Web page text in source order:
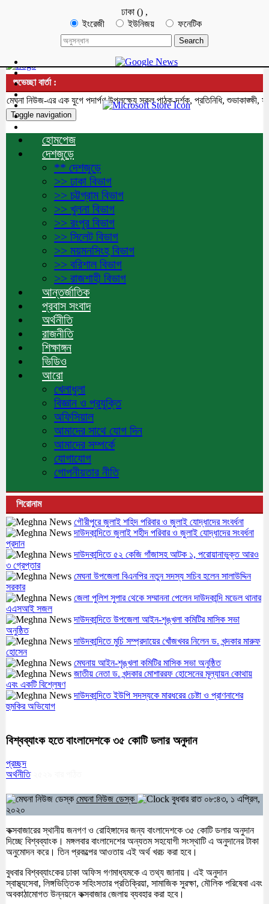
ঢাকা () ,
ইংরেজী
ইউনিজয় ফনেটিক
শুভেচ্ছা বার্তা :
নিউজ-এর এক যুগে পদার্পণ উপলক্ষ্যে সকল পাঠক-দর্শক, প্রতিনিধি, শুভাকাঙ্ক্ষী,
Toggle navigation
হোমপেজ
দেশজুড়ে
** দেশজুড়ে
>> ঢাকা বিভাগ
>> চট্টগ্রাম বিভাগ
>> খুলনা বিভাগ
>> রংপুর বিভাগ
>> সিলেট বিভাগ
>> ময়মনসিংহ বিভাগ
>> বরিশাল বিভাগ
>> রাজশাহী বিভাগ
আন্তর্জাতিক
প্রবাস সংবাদ
অর্থনীতি
রাজনীতি
শিক্ষাঙ্গন
ভিডিও
আরো
খেলাধুলা
বিজ্ঞান ও প্রযুক্তি
অফিসিয়াল
আমাদের সাথে যোগ দিন
আমাদের সম্পর্কে
যোগাযোগ
গোপনীয়তার নীতি
শিরোনাম
গৌরীপুরে জুলাই শহিদ পরিবার ও জুলাই যোদ্ধাদের সংবর্ধনা
দাউদকান্দিতে জুলাই শহীদ পরিবার ও জুলাই যোদ্ধাদের সংবর্ধনা
প্রদান
দাউদকান্দিতে ৫২ কেজি গাঁজাসহ আটক ১, পরোয়ানাভুক্ত আরও
৩ গ্রেপ্তার
মেঘনা উপজেলা বিএনপির নতুন সদস্য সচিব হলেন সালাউদ্দিন
সরকার
জেলা পুলিশ সুপার থেকে সম্মাননা পেলেন দাউদকান্দি মডেল থানার
এএসআই সজল
দাউদকান্দিতে উপজেলা আইন-শৃঙ্খলা কমিটির মাসিক সভা
অনুষ্ঠিত
দাউদকান্দিতে মুচি সম্প্রদায়ের খোঁজখবর নিলেন ড. খন্দকার মারুফ
হোসেন
মেঘনায় আইন-শৃঙ্খলা কমিটির মাসিক সভা অনুষ্ঠিত
জাতীয় নেতা ড. খন্দকার মোশাররফ হোসেনের মূল্যায়ন কোথায়
এবং একটি বিশ্লেষণ
দাউদকান্দিতে ইউপি সদস্যকে মারধরের চেষ্টা ও প্রাণনাশের
হুমকির অভিযোগ
বিশ্বব্যাংক হতে বাংলাদেশকে ৩৫ কোটি ডলার অনুদান
প্রচ্ছদ
অর্থনীতি
মেঘনা নিউজ ডেস্ক
বুধবার রাত ০৮:৪৩, ১ এপ্রিল,
২০২০
কক্সবাজারের স্থানীয় জনগণ ও রোহিঙ্গাদের জন্য বাংলাদেশকে ৩৫ কোটি ডলার অনুদান
দিচ্ছে বিশ্বব্যাংক। মঙ্গলবার বাংলাদেশের অন্যতম সহযোগী সংস্থাটি এ অনুদানের টাকা
অনুমোদন করে। তিন প্রকল্পের আওতায় এই অর্থ খরচ করা হবে।
বুধবার বিশ্বব্যাংকের ঢাকা অফিস গণমাধ্যমকে এ তথ্য জানায়। এই অনুদান
স্বাস্থ্যসেবা, লিঙ্গভিত্তিক সহিংসতার প্রতিক্রিয়া, সামাজিক সুরক্ষা, মৌলিক পরিষেবা এবং
অবকাঠামোগত উন্নয়নে কক্সবাজার জেলায় ব্যবহার করা হবে।